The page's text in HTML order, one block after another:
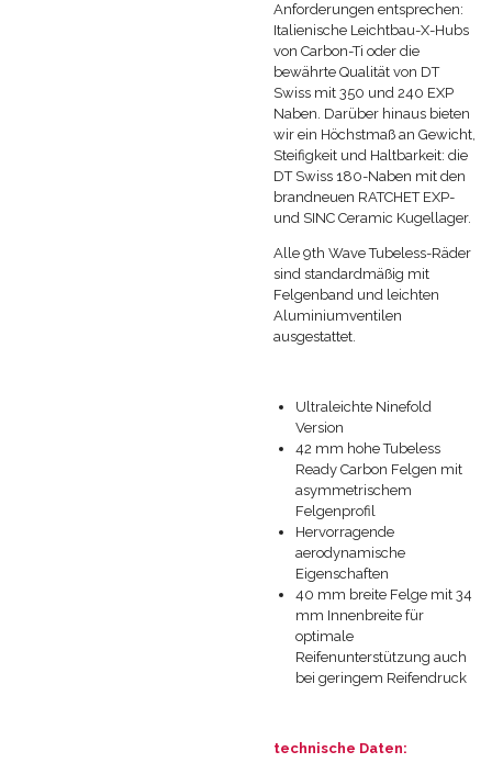
Anforderungen entsprechen:
Italienische Leichtbau-X-Hubs
von Carbon-Ti oder die
bewährte Qualität von DT
Swiss mit 350 und 240 EXP
Naben. Darüber hinaus bieten
wir ein Höchstmaß an Gewicht,
Steifigkeit und Haltbarkeit: die
DT Swiss 180-Naben mit den
brandneuen RATCHET EXP-
und SINC Ceramic Kugellager.
Alle 9th Wave Tubeless-Räder
sind standardmäßig mit
Felgenband und leichten
Aluminiumventilen
ausgestattet.
Ultraleichte Ninefold
Version
42 mm hohe Tubeless
Ready Carbon Felgen mit
asymmetrischem
Felgenprofil
Hervorragende
aerodynamische
Eigenschaften
40 mm breite Felge mit 34
mm Innenbreite für
optimale
Reifenunterstützung auch
bei geringem Reifendruck
technische Daten: